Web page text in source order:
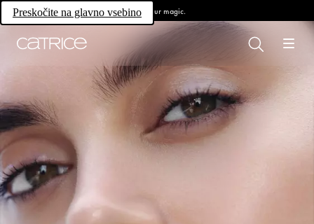
Preskočite na glavno vsebinoOwn your magic.